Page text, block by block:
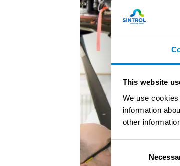
This website
We use
information
other
Consent